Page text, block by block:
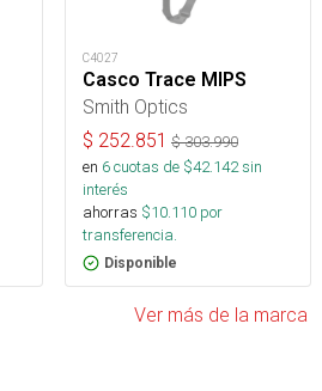
C4027
Casco Trace MIPS
Smith Optics
$ 252.851 $303.990
en 6cuotas de $42.142sin
interés
ahorras $10.110 por
transferencia.
Disponible
Ver más de la marca